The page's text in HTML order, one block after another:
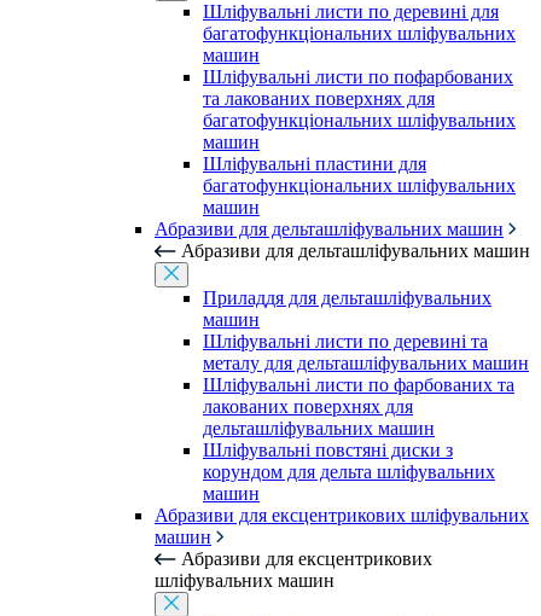
Шліфувальні листи по деревині для
багатофункціональних шліфувальних
машин
Шліфувальні листи по пофарбованих
та лакованих поверхнях для
багатофункціональних шліфувальних
машин
Шліфувальні пластини для
багатофункціональних шліфувальних
машин
Абразиви для дельташліфувальних машин
Абразиви для дельташліфувальних машин
Приладдя для дельташліфувальних
машин
Шліфувальні листи по деревині та
металу для дельташліфувальних машин
Шліфувальні листи по фарбованих та
лакованих поверхнях для
дельташліфувальних машин
Шліфувальні повстяні диски з
корундом для дельта шліфувальних
машин
Абразиви для ексцентрикових шліфувальних
машин
Абразиви для ексцентрикових
шліфувальних машин